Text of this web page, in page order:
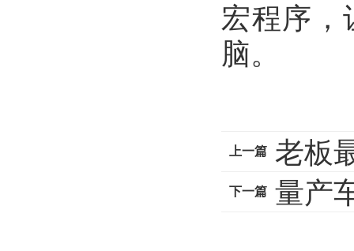
宏程序，
脑。
上一篇 老板
下一篇 量产